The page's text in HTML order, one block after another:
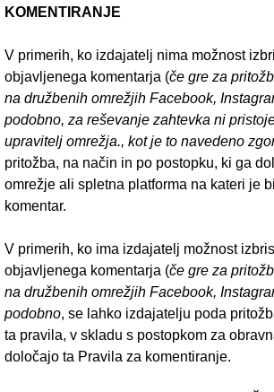
KOMENTIRANJE
V primerih, ko izdajatelj nima možnost
objavljenega komentarja (če gre za
na družbenih omrežjih Facebook,
podobno, za reševanje zahtevka ni
upravitelj omrežja., kot je to navedeno
pritožba, na način in po postopku, ki ga
omrežje ali spletna platforma na kateri je
komentar.
V primerih, ko ima izdajatelj možnost
objavljenega komentarja (če gre za
na družbenih omrežjih Facebook,
podobno, se lahko izdajatelju poda
ta pravila, v skladu s postopkom za
določajo ta Pravila za komentiranje.